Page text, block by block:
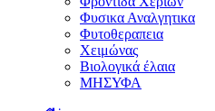
Φυσικα Αναλγητικα
Φυτοθεραπεια
Χειμώνας
Βιολογικά έλαια
ΜΗΣΥΦΑ